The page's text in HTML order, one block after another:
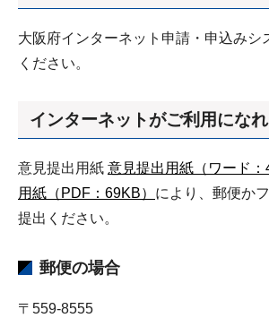
大阪府インターネット申請・申込みシ
ください。
インターネットがご利用にな
意見提出用紙 意見提出用紙（ワード：
用紙（PDF：69KB） により、郵便か
提出ください。
郵便の場合
〒559-8555